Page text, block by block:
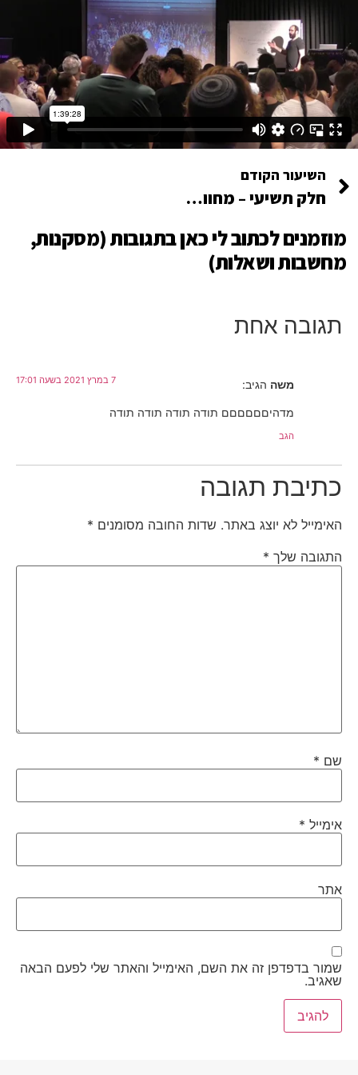
השיעור הקודם
חלק תשיעי – מחווטים את הצרכים מחדש כדי שיפעלו לטובתכם
מוזמנים לכתוב לי כאן בתגובות (מסקנות,
מחשבות ושאלות)
תגובה אחת
משה הגיב: 7 במרץ 2021 בשעה 17:01
מדהיםםםםםם תודה תודה תודה תודה
הגב
כתיבת תגובה
האימייל לא יוצג באתר. שדות החובה מסומנים *
התגובה שלך *
שם *
אימייל *
אתר
שמור בדפדפן זה את השם, האימייל והאתר שלי לפעם הבאה
שאגיב.